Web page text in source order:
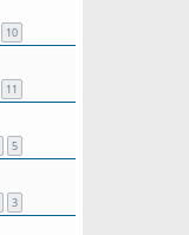
10
11
5
3